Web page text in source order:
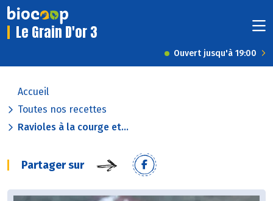
Le Grain D'or 3
Ouvert jusqu'à 19:00
Accueil
Toutes nos recettes
Ravioles à la courge et...
Partager sur